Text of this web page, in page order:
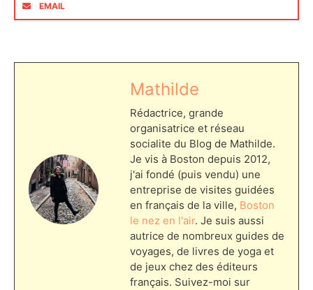
EMAIL
Mathilde
Rédactrice, grande
organisatrice et réseau
socialite du Blog de Mathilde.
Je vis à Boston depuis 2012,
j'ai fondé (puis vendu) une
entreprise de visites guidées
en français de la ville, Boston
le nez en l'air. Je suis aussi
autrice de nombreux guides de
voyages, de livres de yoga et
de jeux chez des éditeurs
français. Suivez-moi sur